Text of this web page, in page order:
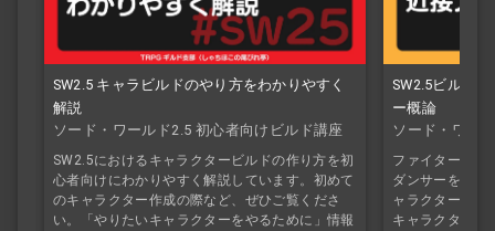
SW2.5 キャラビルドのやり方をわかりやすく
解説
ソード・ワールド2.5 初心者向けビルド講座
SW2.5におけるキャラクタービルドの作り方を初
心者向けにわかりやすく解説しています。初めて
のキャラクター作成の際など、ぜひご覧くださ
い。「やりたいキャラクターをやるために」情報
SW2.5ビルド
ー概論
ソード・ワー
ファイター・グ
ダンサーを使っ
ャラクターにつ
キャラクタービ